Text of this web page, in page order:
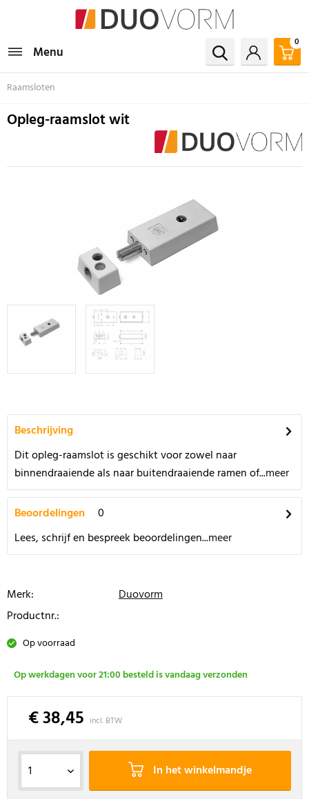
Menu
0
Raamsloten
Opleg-raamslot wit
Beschrijving
Dit opleg-raamslot is geschikt voor zowel naar
binnendraaiende als naar buitendraaiende ramen of...meer
Beoordelingen
0
Lees, schrijf en bespreek beoordelingen...meer
Merk:
Duovorm
Productnr.:
Op voorraad
Op werkdagen voor 21:00 besteld is vandaag verzonden
€ 38,45 incl. BTW
In het winkelmandje